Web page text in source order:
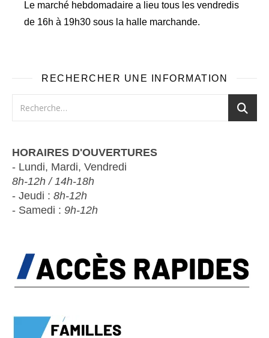
Le marché hebdomadaire a lieu tous les vendredis
de 16h à 19h30 sous la halle marchande.
RECHERCHER UNE INFORMATION
HORAIRES D'OUVERTURES
- Lundi, Mardi, Vendredi
8h-12h / 14h-18h
- Jeudi : 8h-12h
- Samedi : 9h-12h